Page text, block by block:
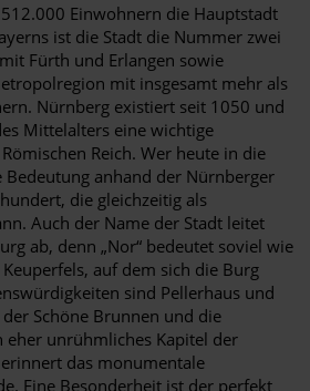
Einwohnern die Hauptstadt
ist die Stadt die Nummer zwei
Fürth und Erlangen sowie
mit insgesamt mehr als
Nürnberg existiert seit 1050 und
Mittelalters eine wichtige
Reich. Wer heute in die
anhand der Nürnberger
die gleichzeitig als
Auch der Name der Stadt leitet
ab, denn „Nor“ bedeutet soviel wie
Keuperfels, auf dem sich die Burg
sind Pellerhaus und
Schöne Brunnen und die
eher unrühmliches Kapitel der
das monumentale
Eine Besonderheit ist der perfekt